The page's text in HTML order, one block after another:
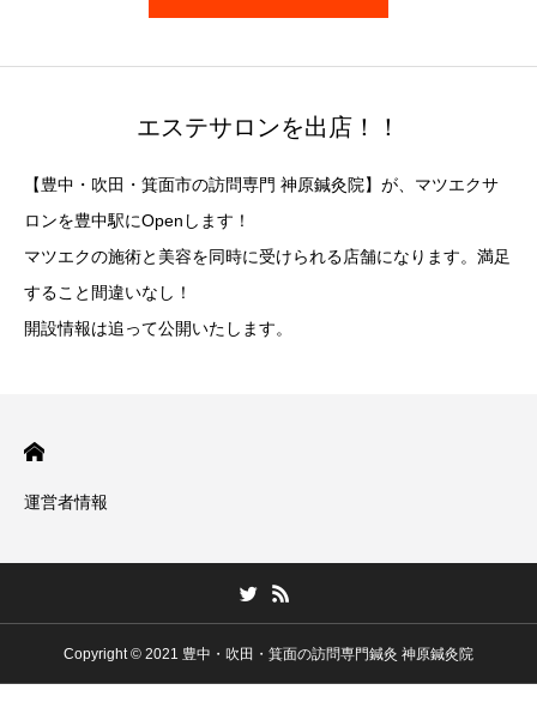
エステサロンを出店！！
【豊中・吹田・箕面市の訪問専門 神原鍼灸院】が、マツエクサ
ロンを豊中駅にOpenします！
マツエクの施術と美容を同時に受けられる店舗になります。満足
すること間違いなし！
開設情報は追って公開いたします。
運営者情報
Copyright © 2021 豊中・吹田・箕面の訪問専門鍼灸 神原鍼灸院